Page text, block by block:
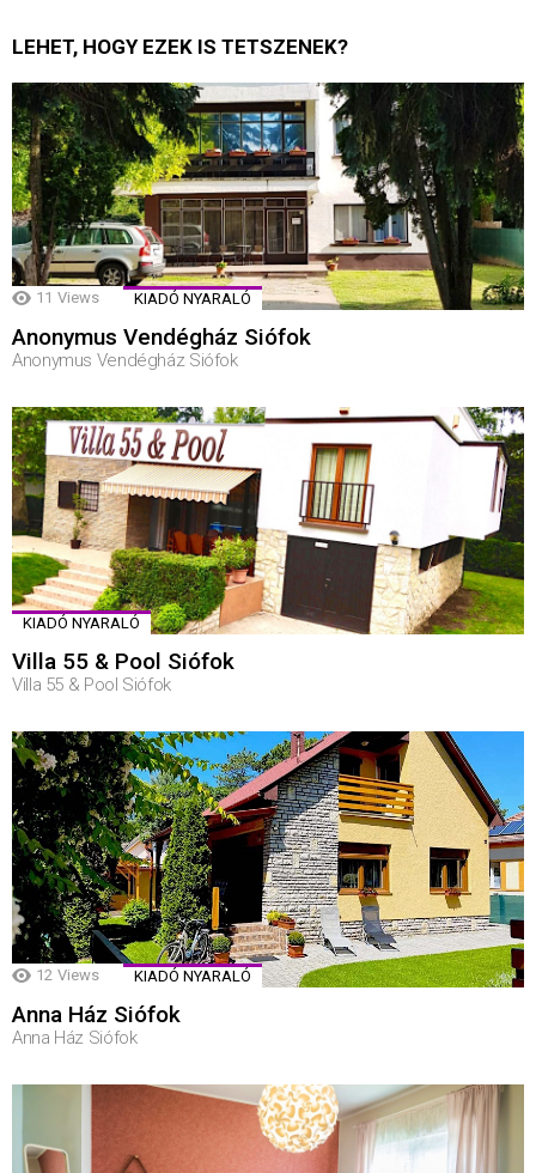
LEHET, HOGY EZEK IS TETSZENEK?
11 Views KIADÓ NYARALÓ
Anonymus Vendégház Siófok
Anonymus Vendégház Siófok
KIADÓ NYARALÓ
Villa 55 & Pool Siófok
Villa 55 & Pool Siófok
12 Views KIADÓ NYARALÓ
Anna Ház Siófok
Anna Ház Siófok